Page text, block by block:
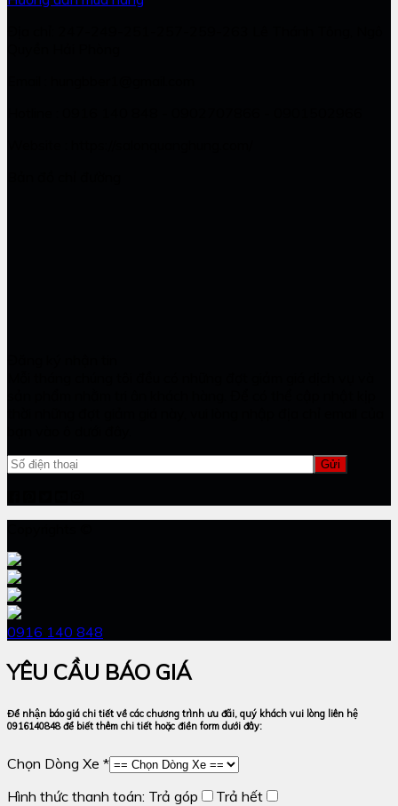
0916 140 848
YÊU CẦU BÁO GIÁ
Để nhận báo giá chi tiết về các chương trình ưu đãi, quý khách vui lòng liên hệ
0916140848 để biết thêm chi tiết hoặc điền form dưới đây:
Chọn Dòng Xe *
Hình thức thanh toán: Trả góp
Trả hết